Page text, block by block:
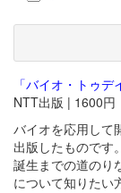
「バイオ・トゥデ
NTT出版 | 1600円
バイオを応用して
出版したものです
誕生までの道のり
について知りたい